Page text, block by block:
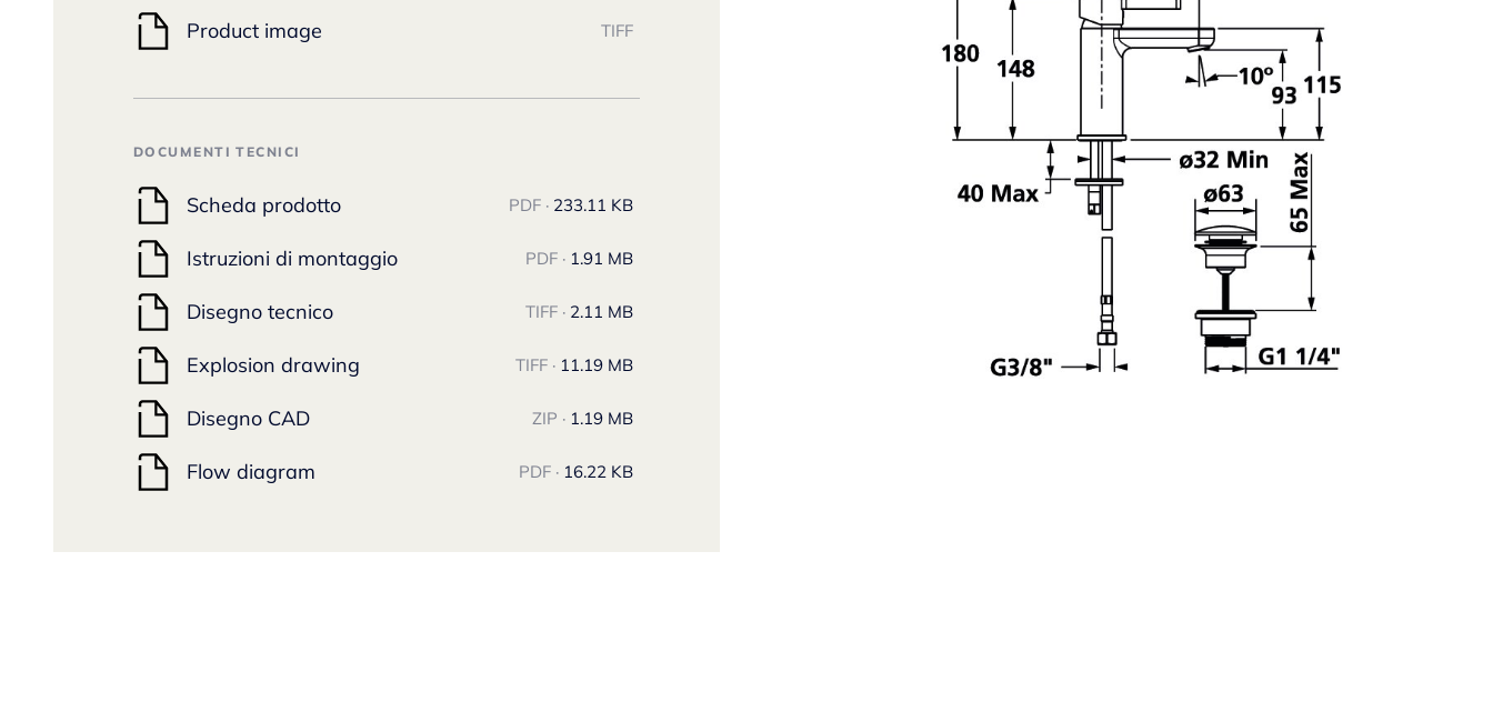
Product image TIFF
DOCUMENTI TECNICI
Scheda prodotto PDF · 233.11 KB
Istruzioni di montaggio PDF · 1.91 MB
Disegno tecnico TIFF · 2.11 MB
Explosion drawing TIFF · 11.19 MB
Disegno CAD ZIP · 1.19 MB
Flow diagram PDF · 16.22 KB